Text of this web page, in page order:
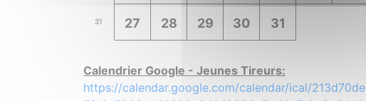
31 27 28 29 30 31
Calendrier Google - Jeunes Tireurs:
https://calendar.google.com/calendar/ical/213d70de